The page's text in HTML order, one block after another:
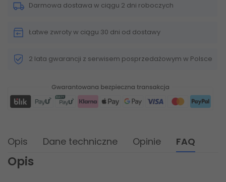
Darmowa dostawa w ciągu 2 dni roboczych
Łatwe zwroty w ciągu 30 dni od dostawy
2 lata gwarancji z serwisem posprzedażowym w Polsce
Opis Dane techniczne Opinie FAQ
Opis